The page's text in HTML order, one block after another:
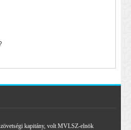
kapitány, volt MVLSZ-elnök